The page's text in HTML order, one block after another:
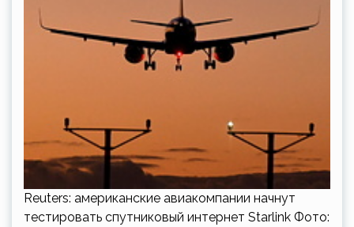
Reuters: американские авиакомпании начнут
тестировать спутниковый интернет Starlink Фото: